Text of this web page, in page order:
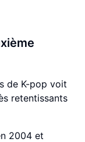
de K-pop voit
retentissants
2004 et